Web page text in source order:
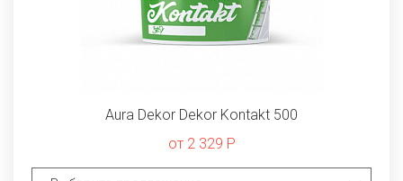
Aura Dekor Dekor Kontakt 500
от 2 329 Р